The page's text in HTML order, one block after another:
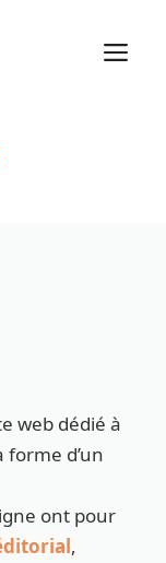
web dédié à
forme d’un
ont pour
,